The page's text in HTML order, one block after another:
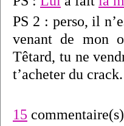
PS 2 : perso, il
venant de mon
Têtard, tu ne
t’acheter du
15 commentaire(s)